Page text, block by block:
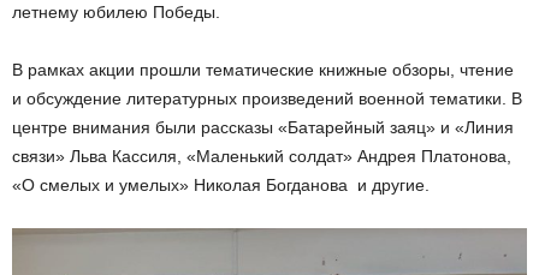
летнему юбилею Победы.
В рамках акции прошли тематические книжные обзоры, чтение
и обсуждение литературных произведений военной тематики. В
центре внимания были рассказы «Батарейный заяц» и «Линия
связи» Льва Кассиля, «Маленький солдат» Андрея Платонова,
«О смелых и умелых» Николая Богданова и другие.